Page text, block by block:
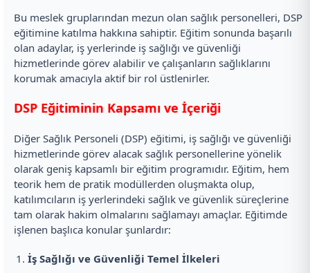
Bu meslek gruplarından mezun olan sağlık personelleri, DSP
eğitimine katılma hakkına sahiptir. Eğitim sonunda başarılı
olan adaylar, iş yerlerinde iş sağlığı ve güvenliği
hizmetlerinde görev alabilir ve çalışanların sağlıklarını
korumak amacıyla aktif bir rol üstlenirler.
DSP Eğitiminin Kapsamı ve İçeriği
Diğer Sağlık Personeli (DSP) eğitimi, iş sağlığı ve güvenliği
hizmetlerinde görev alacak sağlık personellerine yönelik
olarak geniş kapsamlı bir eğitim programıdır. Eğitim, hem
teorik hem de pratik modüllerden oluşmakta olup,
katılımcıların iş yerlerindeki sağlık ve güvenlik süreçlerine
tam olarak hakim olmalarını sağlamayı amaçlar. Eğitimde
işlenen başlıca konular şunlardır:
İş Sağlığı ve Güvenliği Temel İlkeleri